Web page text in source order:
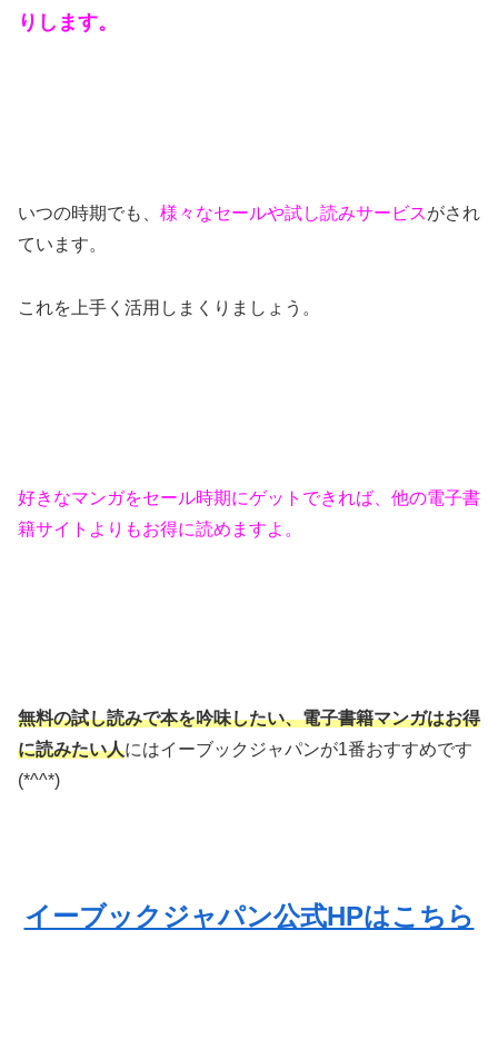
りします。
いつの時期でも、 様々なセールや試し読みサービスがされ
ています。
これを上手く活用しまくりましょう。
好きなマンガをセール時期にゲットできれば、他の電子書
籍サイトよりもお得に読めますよ。
無料の試し読みで本を吟味したい、電子書籍マンガはお得
に読みたい人にはイーブックジャパンが1番おすすめです
(*^^*)
イーブックジャパン公式HPはこちら